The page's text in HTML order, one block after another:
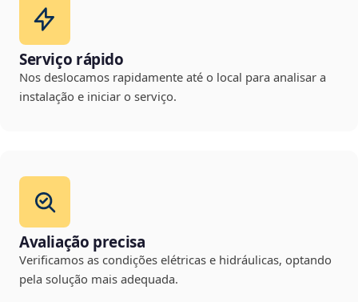
Serviço rápido
Nos deslocamos rapidamente até o local para analisar a
instalação e iniciar o serviço.
Avaliação precisa
Verificamos as condições elétricas e hidráulicas, optando
pela solução mais adequada.